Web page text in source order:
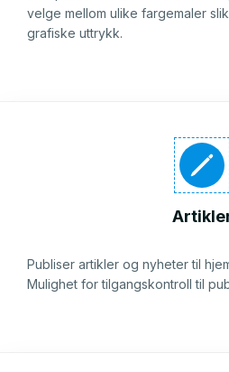
velge mellom ulike fargemaler
grafiske uttrykk.
Publiser artikler og nyheter til
Mulighet for tilgangskontroll til